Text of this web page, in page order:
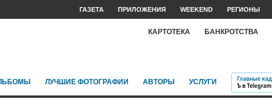
ГАЗЕТА ПРИЛОЖЕНИЯ WEEKEND РЕГИОНЫ
КАРТОТЕКА БАНКРОТСТВА
ЛУЧШИЕ ФОТОГРАФИИ АВТОРЫ УСЛУГИ